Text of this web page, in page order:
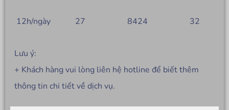
12h/ngày 27 8424 32
Lưu ý:
+ Khách hàng vui lòng liên hệ hotline để biết thêm
thông tin chi tiết về dịch vụ.